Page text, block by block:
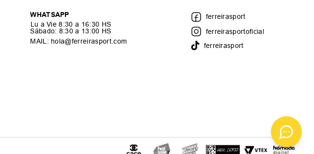
WHATSAPP
Lu a Vie 8:30 a 16:30 HS
Sábado: 8:30 a 13:00 HS
MAIL: hola@ferreirasport.com
ferreirasport
ferreirasportoficial
ferreirasport